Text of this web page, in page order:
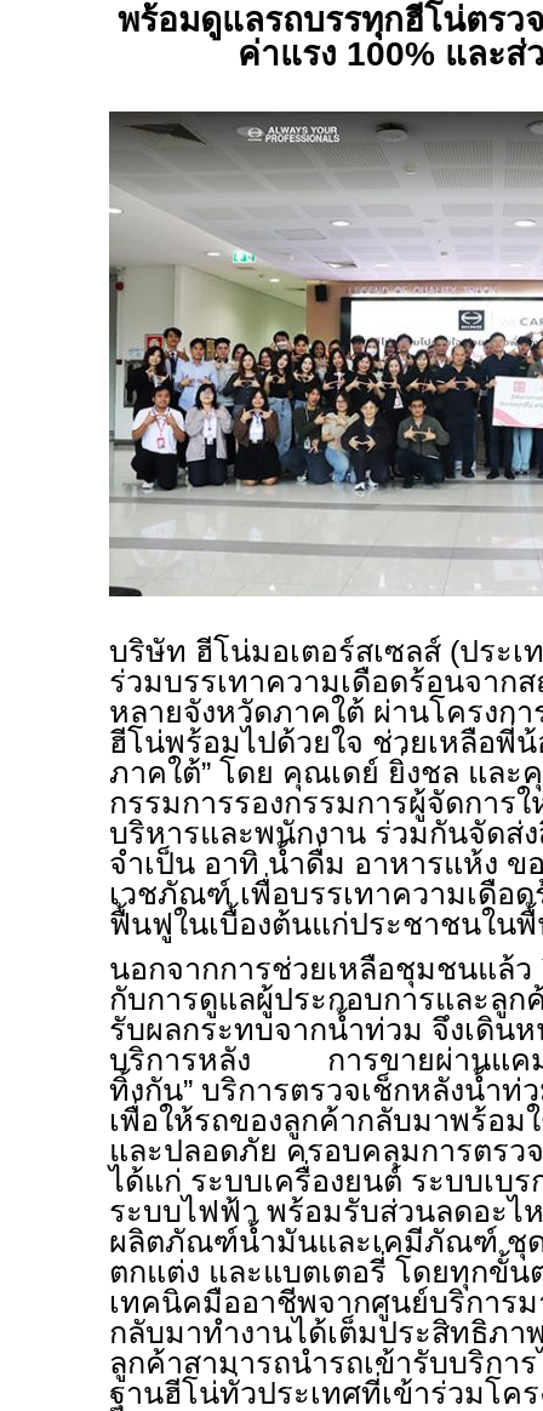
พร้อมดูแลรถบรรทุกฮีโน่ตรว
ค่าแรง 100% และส่
บริษัท ฮีโน่มอเตอร์สเซลส์ (ประ
ร่วมบรรเทาความเดือดร้อนจาก
หลายจังหวัดภาคใต้ ผ่านโครงกา
ฮีโน่พร้อมไปด้วยใจ ช่วยเหลือพี่
ภาคใต้” โดย คุณเดย์ ยิ่งชล แล
กรรมการรองกรรมการผู้จัดกา
บริหารและพนักงาน ร่วมกันจัดส่
จำเป็น อาทิ น้ำดื่ม อาหารแห้ง ข
เวชภัณฑ์ เพื่อบรรเทาความเดือ
ฟื้นฟูในเบื้องต้นแก่ประชาชนใน
นอกจากการช่วยเหลือชุมชนแล้
กับการดูแลผู้ประกอบการและลูก
รับผลกระทบจากน้ำท่วม จึงเดิน
บริการหลัง การขายผ่านแคม
ทิ้งกัน” บริการตรวจเช็กหลังน้ำท่
เพื่อให้รถของลูกค้ากลับมาพร้อม
และปลอดภัย ครอบคลุมการตรว
ได้แก่ ระบบเครื่องยนต์ ระบบเบร
ระบบไฟฟ้า พร้อมรับส่วนลดอะไ
ผลิตภัณฑ์น้ำมันและเคมีภัณฑ์ ชุ
ตกแต่ง และแบตเตอรี่ โดยทุกขั้น
เทคนิคมืออาชีพจากศูนย์บริการ
กลับมาทำงานได้เต็มประสิทธิภา
ลูกค้าสามารถนำรถเข้ารับบริกา
ฐานฮีโน่ทั่วประเทศที่เข้าร่วมโคร